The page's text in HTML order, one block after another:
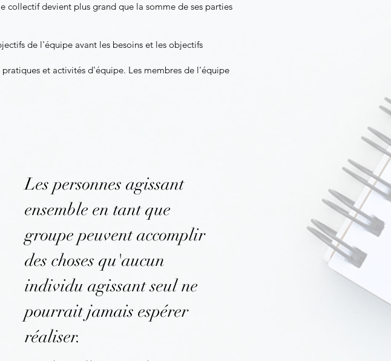
Les personnes agissant
ensemble en tant que
groupe peuvent accomplir
des choses qu'aucun
individu agissant seul ne
pourrait jamais espérer
réaliser.
devient plus grand que la somme de ses parties
de l'équipe avant les besoins et les objectifs
et activités d'équipe. Les membres de l'équipe